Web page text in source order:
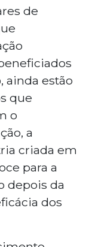
de
ainda estão
que
o
a
criada em
para a
depois da
dos